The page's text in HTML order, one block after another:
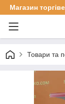
Магазин
Товари та